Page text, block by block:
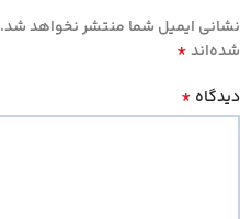
نشانی ایمیل شما منتشر نخواهد شد.
شده‌اند*
دیدگاه *